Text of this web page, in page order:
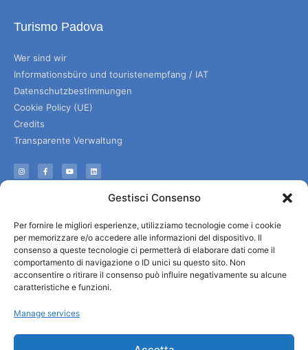
Gestisci Consenso
Per fornire le migliori esperienze, utilizziamo tecnologie come i cookie
per memorizzare e/o accedere alle informazioni del dispositivo. Il
consenso a queste tecnologie ci permetterà di elaborare dati come il
comportamento di navigazione o ID unici su questo sito. Non
acconsentire o ritirare il consenso può influire negativamente su alcune
caratteristiche e funzioni.
Manage services
Turismo Padova
Wer sind wir
Informationsbüro und touristenempfang / IAT
Datenschutzbestimmungen
Cookie Policy (UE)
Credits
Transparente Verwaltung
Nützliche Dienstleistungen
Broschüren herunterladen